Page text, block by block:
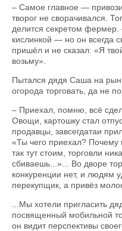
– Самое главное —
творог не сворачивался.
делится секретом фермер.
кислинкой — но он всегда
пришёл и не сказал: «Я
возьму».
Пытался дядя Саша на
огорода торговать, да не
– Приехал, помню, всё
Овощи, картошку стал
продавцы, завсегдатаи
«Ты чего приехал?
так тут стоим, торговли
сбиваешь...»... Во дворе
конкуренции нет, и людям
перекупщик, а привёз
...Мы хотели пригласить
посвященный мобильной
он видит перспективы